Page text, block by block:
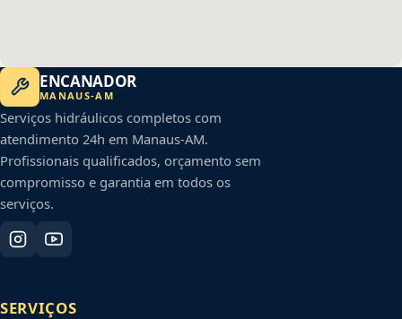
ENCANADOR
MANAUS-AM
Serviços hidráulicos completos com
atendimento 24h em Manaus-AM.
Profissionais qualificados, orçamento sem
compromisso e garantia em todos os
serviços.
SERVIÇOS